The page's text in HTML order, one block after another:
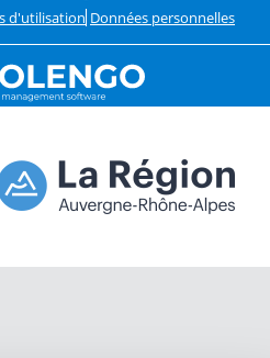
d'utilisation Données personnelles